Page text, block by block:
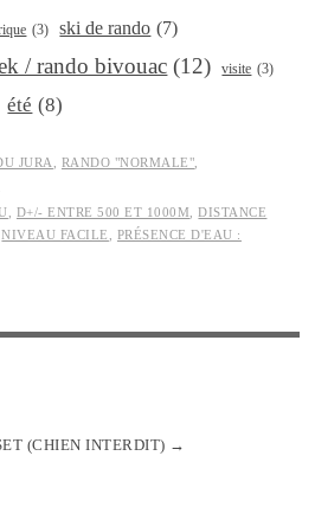
(3) ski de rando (7)
/ rando bivouac (12) visite (3)
été (8)
JURA RANDO "NORMALE"
D+/- ENTRE 500 ET 1000M ,DISTANCE
,NIVEAU FACILE
PRÉSENCE D'EAU :
(CHIEN INTERDIT)